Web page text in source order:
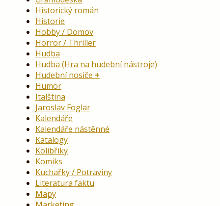
Historický román
Historie
Hobby / Domov
Horror / Thriller
Hudba
Hudba (Hra na hudební nástroje)
Hudební nosiče
Humor
Italština
Jaroslav Foglar
Kalendáře
Kalendáře nástěnné
Katalogy
Kolibříky
Komiks
Kuchařky / Potraviny
Literatura faktu
Mapy